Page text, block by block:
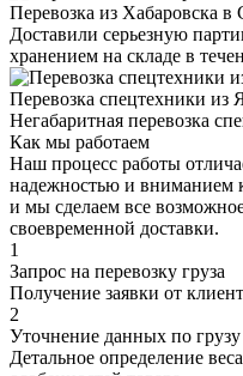
Перевозка из Хабаровска в
Доставили серьезную
хранением на складе в
Перевозка спецтехники из
Негабаритная перевозка
Как мы работаем
Наш процесс работы
надежностью и вниманием
и мы сделаем все
своевременной доставки.
1
Запрос на перевозку груза
Получение заявки от
2
Уточнение данных по грузу
Детальное определение